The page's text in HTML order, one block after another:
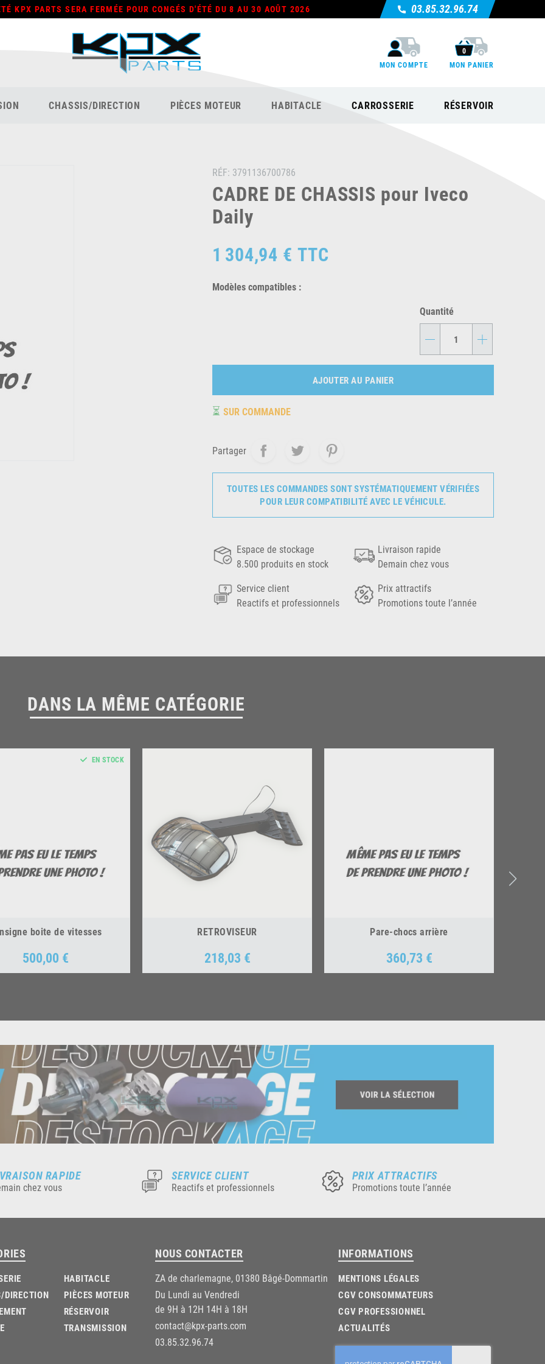
KPX PARTS SERA FERMÉE POUR CONGÉS D'ÉTÉ DU 8 AU 30 AOÛT 2026 03.85.32.96.74
MON COMPTE
0
MON PANIER
CHASSIS/DIRECTION PIÈCES MOTEUR HABITACLE CARROSSERIE RÉSERVOIR
RÉF: 3791136700786
CADRE DE CHASSIS pour Iveco
Daily
1 304,94 € TTC
Modèles compatibles :
Quantité
- +
AJOUTER AU PANIER
⏳ SUR COMMANDE
Partager
TOUTES LES COMMANDES SONT SYSTÉMATIQUEMENT VÉRIFIÉES
POUR LEUR COMPATIBILITÉ AVEC LE VÉHICULE.
Espace de stockage
8.500 produits en stock
Livraison rapide
Demain chez vous
Service client
Reactifs et professionnels
Prix attractifs
Promotions toute l’année
DANS LA MÊME CATÉGORIE
boite de vitesses
Prix
500,00 €
EN STOCK
RETROVISEUR
Prix
218,03 €
Pare-chocs arrière
Prix
360,73 €
RAPIDE
chez vous
SERVICE CLIENT
Reactifs et professionnels
PRIX ATTRACTIFS
Promotions toute l’année
DIRECTION
HABITACLE
PIÈCES MOTEUR
RÉSERVOIR
TRANSMISSION
NOUS CONTACTER
ZA de charlemagne, 01380 Bâgé-Dommartin
Du Lundi au Vendredi
de 9H à 12H 14H à 18H
contact@kpx-parts.com
03.85.32.96.74
INFORMATIONS
MENTIONS LÉGALES
CGV CONSOMMATEURS
CGV PROFESSIONNEL
ACTUALITÉS